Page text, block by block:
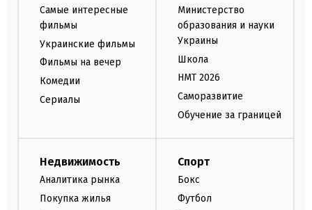
Самые интересные
фильмы
Украинские фильмы
Фильмы на вечер
Комедии
Сериалы
Министерство
образования и науки
Украины
Школа
НМТ 2026
Саморазвитие
Обучение за границей
Недвижимость
Аналитика рынка
Покупка жилья
Спорт
Бокс
Футбол